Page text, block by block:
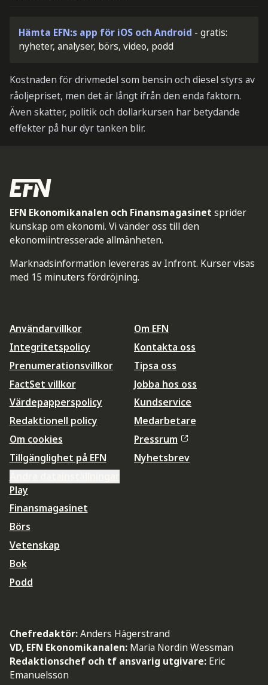
Hämta EFN:s app för iOS och Android - gratis:
nyheter, analyser, börs, video, podd
Kostnaden för drivmedel som bensin och diesel styrs av
råoljepriset, men det är långt ifrån den enda faktorn.
Även skatter, politik och dollarkursen har betydande
effekter på hur dyr tanken blir.
EFN Ekonomikanalen och Finansmagasinet sprider
kunskap om ekonomi. Vi vänder oss till den
ekonomiintresserade allmänheten.
Marknadsinformation levereras av Infront. Kurser visas
med 15 minuters fördröjning.
Användarvillkor
Integritetspolicy
Prenumerationsvillkor
FactSet villkor
Värdepapperspolicy
Redaktionell policy
Om cookies
Tillgänglighet på EFN
Om EFN
Kontakta oss
Tipsa oss
Jobba hos oss
Kundservice
Medarbetare
Pressrum
Nyhetsbrev
Play
Finansmagasinet
Börs
Vetenskap
Bok
Podd
Chefredaktör:Anders Hägerstrand
VD, EFN Ekonomikanalen: Maria Nordin Wessman
Redaktionschef och tf ansvarig utgivare: Eric
Emanuelsson